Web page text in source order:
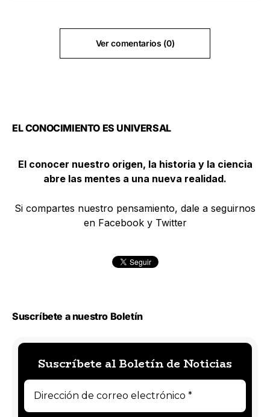
Ver comentarios (0)
EL CONOCIMIENTO ES UNIVERSAL
El conocer nuestro origen, la historia y la ciencia
abre las mentes a una nueva realidad.
Si compartes nuestro pensamiento, dale a seguirnos
en Facebook y Twitter
Suscríbete a nuestro Boletín
Suscríbete al Boletín de Noticias